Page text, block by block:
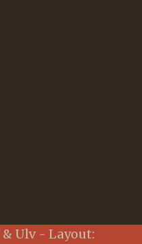
Ulv - Layout: